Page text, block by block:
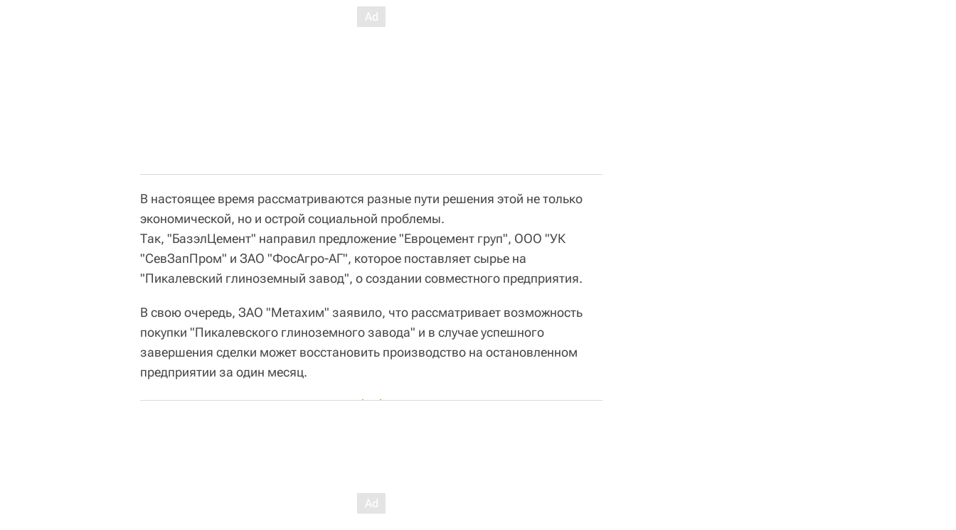
В настоящее время рассматриваются разные пути решения этой не только
экономической, но и острой социальной проблемы.
Так, "БазэлЦемент" направил предложение "Евроцемент груп", ООО "УК
"СевЗапПром" и ЗАО "ФосАгро-АГ", которое поставляет сырье на
"Пикалевский глиноземный завод", о создании совместного предприятия.
В свою очередь, ЗАО "Метахим" заявило, что рассматривает возможность
покупки "Пикалевского глиноземного завода" и в случае успешного
завершения сделки может восстановить производство на остановленном
предприятии за один месяц.